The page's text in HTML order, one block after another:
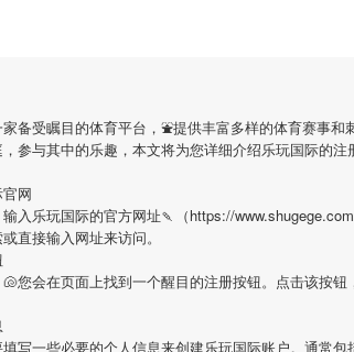
家备受瞩目的体育平台，⛲提供丰富多样的体育赛事和
参与其中的乐趣，本文将为您详细介绍乐玩国际的注
网
入 乐玩国际的官方网址🍡（https://
直接输入网址来访问。
您会在页面上找到一个醒目的注册按钮。点击该按
写一些必要的个人信息来创建乐玩国际账户。通常包